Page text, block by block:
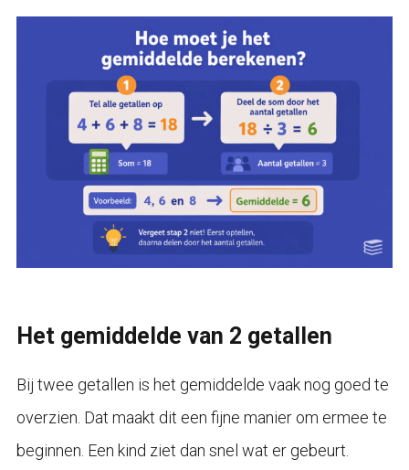
Het gemiddelde van 2 getallen
Bij twee getallen is het gemiddelde vaak nog goed te
overzien. Dat maakt dit een fijne manier om ermee te
beginnen. Een kind ziet dan snel wat er gebeurt.